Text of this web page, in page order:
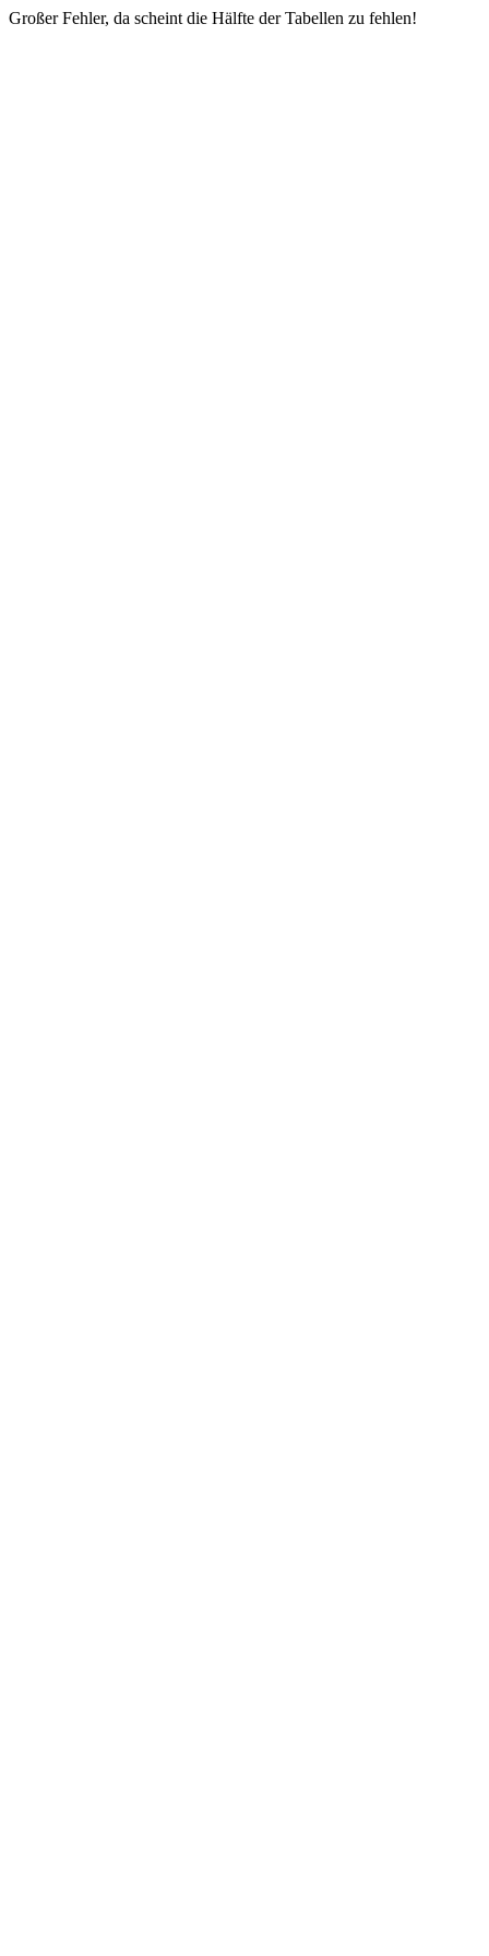
Großer Fehler, da scheint die Hälfte der Tabellen zu fehlen!